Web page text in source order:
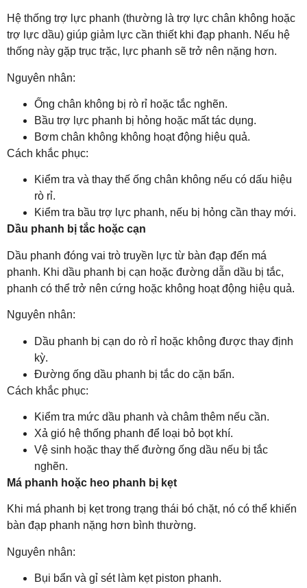
Hệ thống trợ lực phanh (thường là trợ lực chân không hoặc
trợ lực dầu) giúp giảm lực cần thiết khi đạp phanh. Nếu hệ
thống này gặp trục trặc, lực phanh sẽ trở nên nặng hơn.
Nguyên nhân:
Ống chân không bị rò rỉ hoặc tắc nghẽn.
Bầu trợ lực phanh bị hỏng hoặc mất tác dụng.
Bơm chân không không hoạt động hiệu quả.
Cách khắc phục:
Kiểm tra và thay thế ống chân không nếu có dấu hiệu
rò rỉ.
Kiểm tra bầu trợ lực phanh, nếu bị hỏng cần thay mới.
Dầu phanh bị tắc hoặc cạn
Dầu phanh đóng vai trò truyền lực từ bàn đạp đến má
phanh. Khi dầu phanh bị cạn hoặc đường dẫn dầu bị tắc,
phanh có thể trở nên cứng hoặc không hoạt động hiệu quả.
Nguyên nhân:
Dầu phanh bị cạn do rò rỉ hoặc không được thay định
kỳ.
Đường ống dầu phanh bị tắc do cặn bẩn.
Cách khắc phục:
Kiểm tra mức dầu phanh và châm thêm nếu cần.
Xả gió hệ thống phanh để loại bỏ bọt khí.
Vệ sinh hoặc thay thế đường ống dầu nếu bị tắc
nghẽn.
Má phanh hoặc heo phanh bị kẹt
Khi má phanh bị kẹt trong trạng thái bó chặt, nó có thể khiến
bàn đạp phanh nặng hơn bình thường.
Nguyên nhân:
Bụi bẩn và gỉ sét làm kẹt piston phanh.